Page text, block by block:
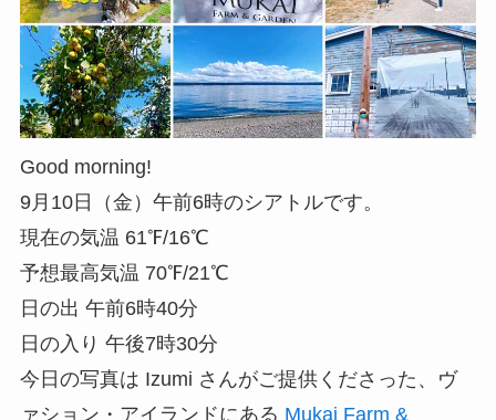
Good morning!
9月10日（金）午前6時のシアトルです。
現在の気温 61℉/16℃
予想最高気温 70℉/21℃
日の出 午前6時40分
日の入り 午後7時30分
今日の写真は Izumi さんがご提供くださった、ヴ
ァション・アイランドにある Mukai Farm &